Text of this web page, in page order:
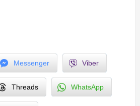
Messenger Viber
Threads WhatsApp